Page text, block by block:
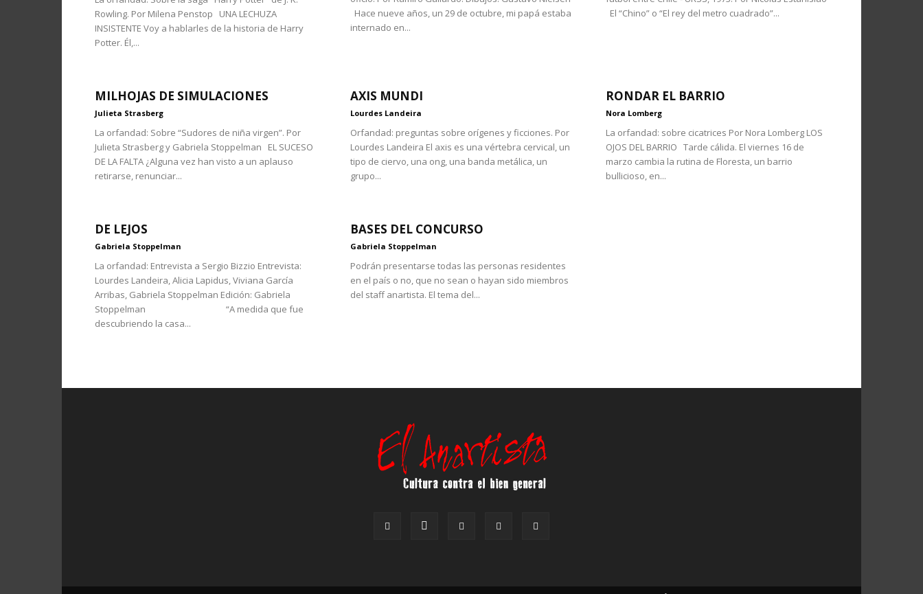
Rowling. Por Milena Penstop UNA LECHUZA
INSISTENTE Voy a hablarles de la historia de Harry
Potter. Él,...
Hace nueve años, un 29 de octubre, mi papá estaba
internado en...
El “Chino” o “El rey del metro cuadrado”...
MILHOJAS DE SIMULACIONES
Julieta Strasberg
La orfandad: Sobre “Sudores de niña virgen”. Por
Julieta Strasberg y Gabriela Stoppelman EL SUCESO
DE LA FALTA ¿Alguna vez han visto a un aplauso
retirarse, renunciar...
AXIS MUNDI
Lourdes Landeira
Orfandad: preguntas sobre orígenes y ficciones. Por
Lourdes Landeira El axis es una vértebra cervical, un
tipo de ciervo, una ong, una banda metálica, un
grupo...
RONDAR EL BARRIO
Nora Lomberg
La orfandad: sobre cicatrices Por Nora Lomberg LOS
OJOS DEL BARRIO Tarde cálida. El viernes 16 de
marzo cambia la rutina de Floresta, un barrio
bullicioso, en...
DE LEJOS
Gabriela Stoppelman
La orfandad: Entrevista a Sergio Bizzio Entrevista:
Lourdes Landeira, Alicia Lapidus, Viviana García
Arribas, Gabriela Stoppelman Edición: Gabriela
Stoppelman “A medida que fue
descubriendo la casa...
BASES DEL CONCURSO
Gabriela Stoppelman
Podrán presentarse todas las personas residentes
en el país o no, que no sean o hayan sido miembros
del staff anartista. El tema del...